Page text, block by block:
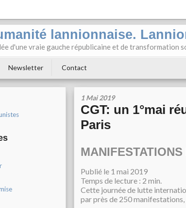
lannionnaise.
d'une vraie gauche républicaine et de transformation
Newsletter Contact
1 Mai 2019
CGT: un 1°mai
Paris
Publié le 1 mai 2019
Temps de lecture : 2 min.
Cette journée de lutte
par près de 250